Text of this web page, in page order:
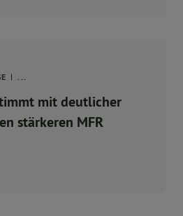
...
mit deutlicher
stärkeren MFR